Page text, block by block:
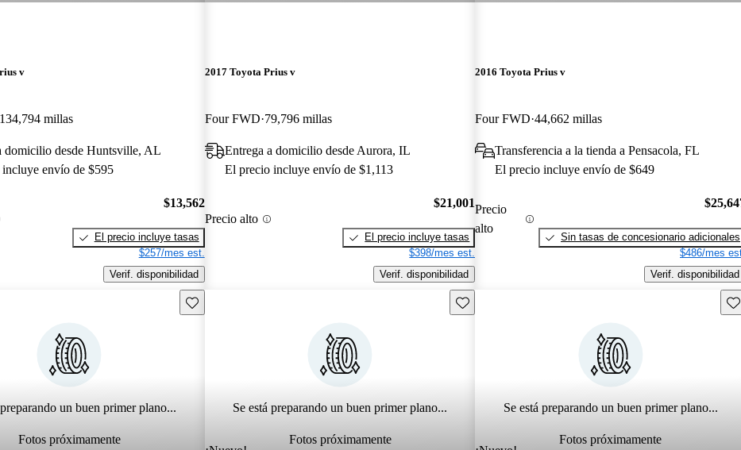
v
134,794 millas
domicilio desde Huntsville, AL
envío de $595
$13,562
El precio incluye tasas
$257/mes est.
Verif. disponibilidad
2017 Toyota Prius v
Four FWD 79,796 millas
Entrega a domicilio desde Aurora, IL
El precio incluye envío de $1,113
Precio alto
$21,001
El precio incluye tasas
$398/mes est.
Verif. disponibilidad
2016 Toyota Prius v
Four FWD 44,662 millas
Transferencia a la tienda a Pensacola, FL
El precio incluye envío de $649
Precio
alto
Sin tasas de concesionario adicionales
$486/mes
Verif. disponibilidad
preparando un buen primer plano...
Fotos próximamente
Guarda este Aviso
Se está preparando un buen primer plano...
Fotos próximamente
Guarda este Aviso
Se está preparando un buen primer plano...
Fotos próximamente